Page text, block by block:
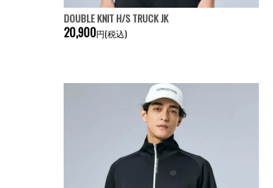
DOUBLE KNIT H/S TRUCK JK
20,900円(税込)